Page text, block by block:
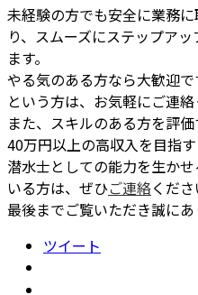
未経験の方でも安全に業務
り、スムーズにステップア
ます。
やる気のある方なら大歓迎
という方は、お気軽にご連絡
また、スキルのある方を評
40万円以上の高収入を目指す
潜水士としての能力を生か
いる方は、ぜひご連絡くださ
最後までご覧いただき誠にあ
ツイート